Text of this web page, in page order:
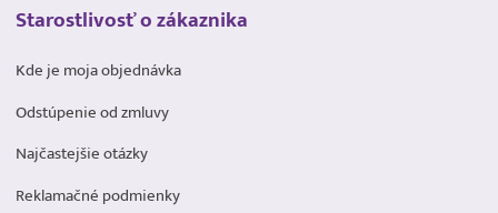
Starostlivosť o zákaznika
Kde je moja objednávka
Odstúpenie od zmluvy
Najčastejšie otázky
Reklamačné podmienky